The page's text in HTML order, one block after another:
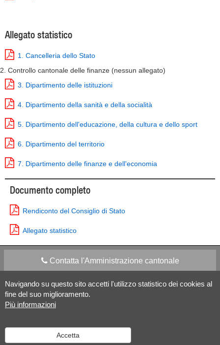
Navigando su questo sito accetti l'utilizzo statistico dei cookies al
fine del suo miglioramento.
Più informazioni
Accetta
Allegato statistico
1. Cancelleria dello Stato
2. Controllo cantonale delle finanze (nessun allegato)
3. Dipartimento delle istituzioni
4. Dipartimento della sanità e della socialità
5. Dipartimento dell'educazione, della cultura e dello sport
6. Dipartimento del territorio
7. Dipartimento delle finanze e dell'economia
Documento completo
Rendiconto del Consiglio di Stato
Allegato statistico
Contatta l'Amministrazione cantonale
Apps Mobile Social media
Versione desktop Informazioni legali